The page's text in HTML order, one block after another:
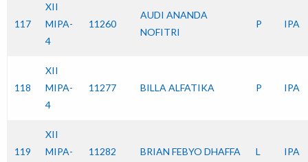
117
XII
MIPA-
4
11260
AUDI ANANDA
NOFITRI
P IPA
118
XII
MIPA-
4
11277 BILLA ALFATIKA P IPA
119
XII
MIPA-
11282 BRIAN FEBYO DHAFFA L IPA